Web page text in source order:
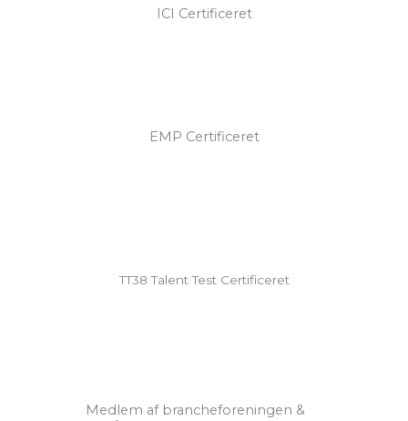
ICI Certificeret
EMP Certificeret
TT38 Talent Test Certificeret
Medlem af brancheforeningen &